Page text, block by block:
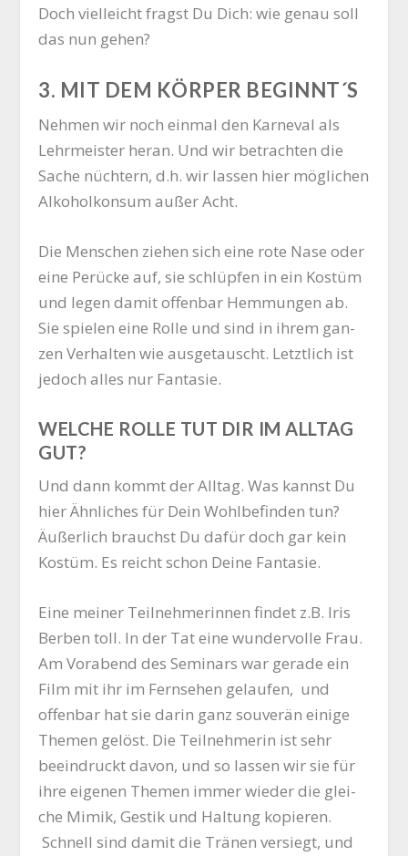
Doch viel­leicht fragst Du Dich: wie genau soll
das nun gehen?
3. MIT DEM KÖRPER BEGINNT´S
Neh­men wir noch ein­mal den Kar­ne­val als
Lehr­meis­ter her­an. Und wir betrach­ten die
Sache nüch­tern, d.h. wir las­sen hier mög­li­chen
Alko­hol­kon­sum außer Acht.
Die Men­schen zie­hen sich eine rote Nase oder
eine Perü­cke auf, sie schlüp­fen in ein Kos­tüm
und legen damit offen­bar Hem­mun­gen ab.
Sie spie­len eine Rol­le und sind in ihrem gan­
zen Ver­hal­ten wie aus­ge­tauscht. Letzt­lich ist
jedoch alles nur Fantasie.
WELCHE ROLLE TUT DIR IM ALLTAG
GUT?
Und dann kommt der All­tag. Was kannst Du
hier Ähn­li­ches für Dein Wohl­be­fin­den tun?
Äußer­lich brauchst Du dafür doch gar kein
Kos­tüm. Es reicht schon Dei­ne Fantasie.
Eine mei­ner Teil­neh­me­rin­nen fin­det z.B. Iris
Ber­ben toll. In der Tat eine wun­der­vol­le Frau.
Am Vor­abend des Semi­nars war gera­de ein
Film mit ihr im Fern­se­hen gelau­fen, und
offen­bar hat sie dar­in ganz sou­ve­rän eini­ge
The­men gelöst. Die Teil­neh­me­rin ist sehr
beein­druckt davon, und so las­sen wir sie für
ihre eige­nen The­men immer wie­der die glei­
che Mimik, Ges­tik und Hal­tung kopie­ren.
Schnell sind damit die Trä­nen ver­siegt, und